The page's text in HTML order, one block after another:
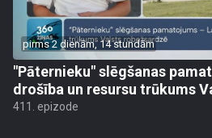
pirms 2 dienām, 14 stundām
"Pāternieku" slēgšanas
drošība un resursu trūkums
411. epizode